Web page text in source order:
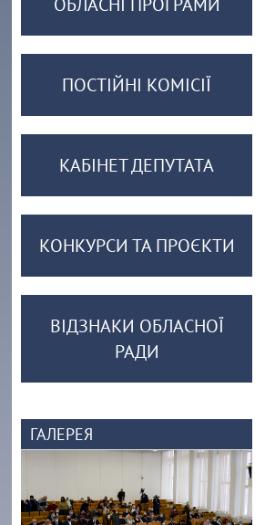
ПОСТІЙНІ КОМІСІЇ
КАБІНЕТ ДЕПУТАТА
КОНКУРСИ ТА ПРОЄКТИ
ВІДЗНАКИ ОБЛАСНОЇ
РАДИ
ГАЛЕРЕЯ